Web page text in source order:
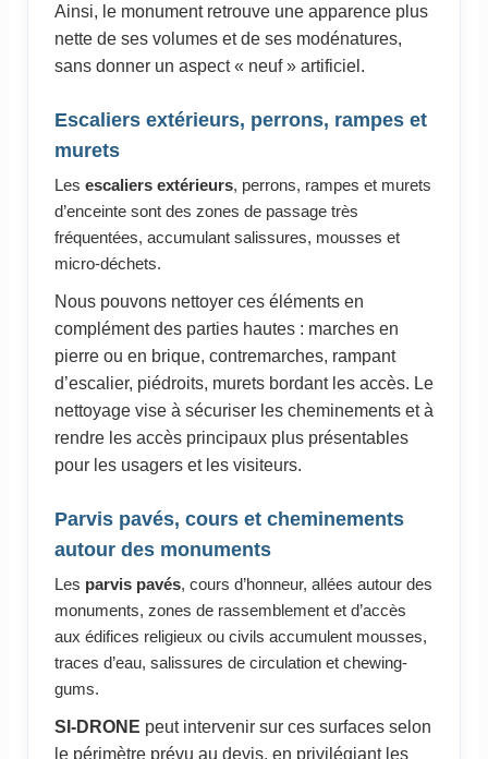
Ainsi, le monument retrouve une apparence plus
nette de ses volumes et de ses modénatures,
sans donner un aspect « neuf » artificiel.
Escaliers extérieurs, perrons, rampes et
murets
Les escaliers extérieurs, perrons, rampes et murets
d’enceinte sont des zones de passage très
fréquentées, accumulant salissures, mousses et
micro-déchets.
Nous pouvons nettoyer ces éléments en
complément des parties hautes : marches en
pierre ou en brique, contremarches, rampant
d’escalier, piédroits, murets bordant les accès. Le
nettoyage vise à sécuriser les cheminements et à
rendre les accès principaux plus présentables
pour les usagers et les visiteurs.
Parvis pavés, cours et cheminements
autour des monuments
Les parvis pavés, cours d’honneur, allées autour des
monuments, zones de rassemblement et d’accès
aux édifices religieux ou civils accumulent mousses,
traces d’eau, salissures de circulation et chewing-
gums.
SI-DRONE peut intervenir sur ces surfaces selon
le périmètre prévu au devis, en privilégiant les